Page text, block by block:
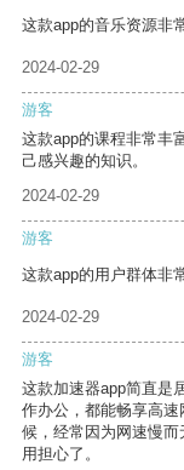
这款app的音乐资源非
2024-02-29
游客
这款app的课程非常丰
己感兴趣的知识。
2024-02-29
游客
这款app的用户群体非
2024-02-29
游客
这款加速器app简直是
作办公，都能畅享高
候，经常因为网速慢
用担心了。